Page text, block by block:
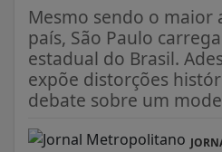
Mesmo sendo o maior
país, São Paulo
estadual do Brasil.
expõe distorções
debate sobre um